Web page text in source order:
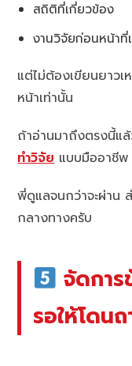
สถิติที่เกี่ยวข้อง
งานวิจัยก่อนหน้าที่
แต่ไม่ต้องเขียนยาว
หน้าเท่านั้น
ถ้าอ่านมาถึงตรงนี้
ทำวิจัยแบบมืออาชีพ
พี่ดูแลจนกว่าจะผ่าน
กลางทางครับ
จัดกา
รอให้โดน